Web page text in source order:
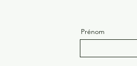
Prénom